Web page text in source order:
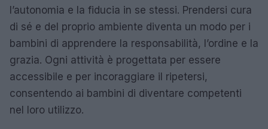
l’autonomia e la fiducia in se stessi. Prendersi cura
di sé e del proprio ambiente diventa un modo per i
bambini di apprendere la responsabilità, l’ordine e la
grazia. Ogni attività è progettata per essere
accessibile e per incoraggiare il ripetersi,
consentendo ai bambini di diventare competenti
nel loro utilizzo.